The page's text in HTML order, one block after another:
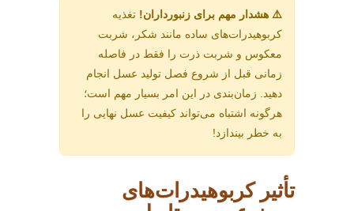
⚠️ هشدار مهم برای زنبورداران! تغذیه
کربوهیدرات‌های ساده مانند شکر، شربت
معکوس و شربت ذرت را فقط در فاصله
زمانی قبل از شروع فصل تولید عسل انجام
دهید. زمان‌بندی در این امر بسیار مهم است؛
هرگونه اشتباه می‌تواند کیفیت عسل نهایی را
به خطر بیندازد!
تأثیر کربوهیدرات‌های